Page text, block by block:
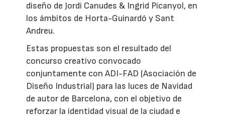
diseño de Jordi Canudes & Ingrid Picanyol, en
los ámbitos de Horta-Guinardó y Sant
Andreu.
Estas propuestas son el resultado del
concurso creativo convocado
conjuntamente con ADI-FAD (Asociación de
Diseño Industrial) para las luces de Navidad
de autor de Barcelona, con el objetivo de
reforzar la identidad visual de la ciudad e